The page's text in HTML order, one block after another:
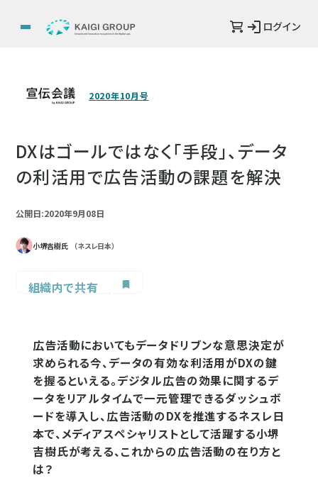
ログイン
2020年10月号
DXはゴールではなく「手段」、データ
の利活用で広告活動の課題を解決
公開日:2020年9月08日
小堺吉樹氏 （ネスレ日本）
組織内で共有
広告活動においてもデータドリブンな意思決定が
求められる今、データの有効な利活用がDXの鍵
を握るといえる。デジタル広告の効果に関するデ
ータをリアルタイムで一元管理できるダッシュボ
ードを導入し、広告活動のDXを推進するネスレ日
本で、メディアスペシャリストとして活躍する小堺
吉樹氏が考える、これからの広告活動の在り方と
は？